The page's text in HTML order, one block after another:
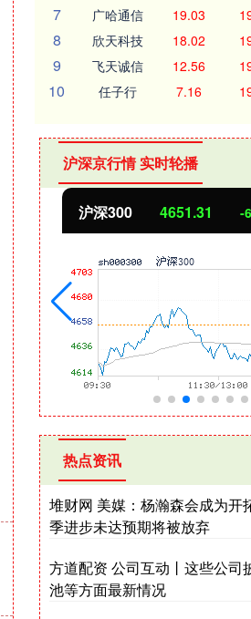
7 广哈通信 19.03
8 欣天科技 18.02
9 飞天诚信 12.56
10 任子行 7.16
沪深京行情 实时轮播
北证50 1122.88
热点资讯
堆财网 美媒：杨瀚森会成为开
季进步未达预期将被放弃
方道配资 公司互动丨这些公司
池等方面最新情况